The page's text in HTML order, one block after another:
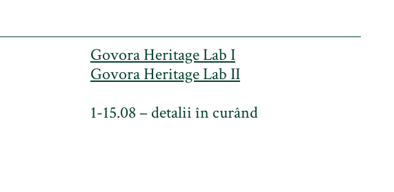
Govora Heritage Lab I
Govora Heritage Lab II
1-15.08 – detalii în curând